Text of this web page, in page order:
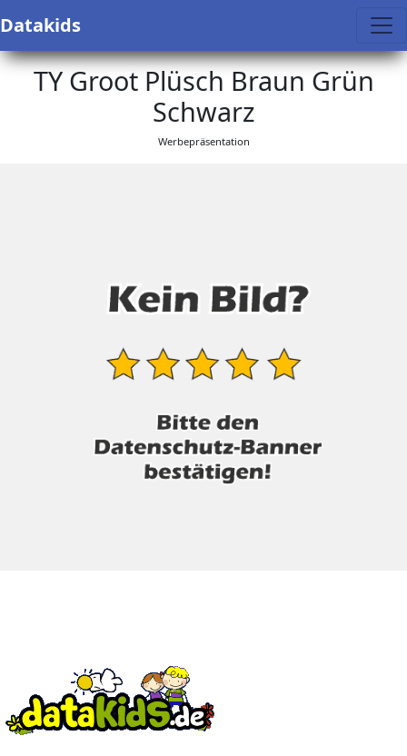
Datakids
TY Groot Plüsch Braun Grün
Schwarz
Werbepräsentation